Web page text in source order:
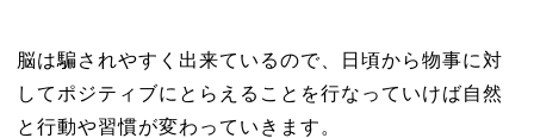
脳は騙されやすく出来ているので、日頃から物事に対
してポジティブにとらえることを行なっていけば自然
と行動や習慣が変わっていきます。